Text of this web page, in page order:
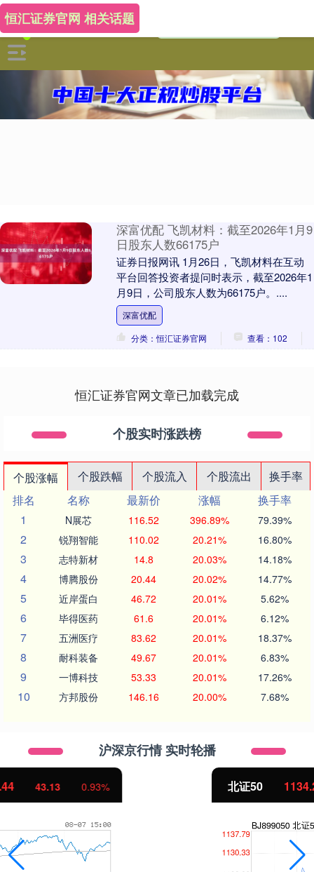
恒汇证券官网 相关话题
深富优配 飞凯材料：截至2026年1月9
日股东人数66175户
证券日报网讯 1月26日，飞凯材料在互动
平台回答投资者提问时表示，截至2026年1
月9日，公司股东人数为66175户。....
深富优配
分类：恒汇证券官网
查看：102
恒汇证券官网文章已加载完成
个股实时涨跌榜
个股涨幅 个股跌幅 个股流入 个股流出
换手率
排名
名称 最新价 涨幅
换手率
1
N展芯 116.52 396.89% 79.39%
2 锐翔智能 110.02 20.21% 16.80%
3 志特新材 14.8 20.03% 14.18%
4 博腾股份 20.44 20.02% 14.77%
5 近岸蛋白 46.72 20.01% 5.62%
6 毕得医药 61.6 20.01% 6.12%
7 五洲医疗 83.62 20.01% 18.37%
8 耐科装备 49.67 20.01% 6.83%
9 一博科技 53.33 20.01% 17.26%
10 方邦股份 146.16 20.00% 7.68%
沪深京行情 实时轮播
北证50 1.01%